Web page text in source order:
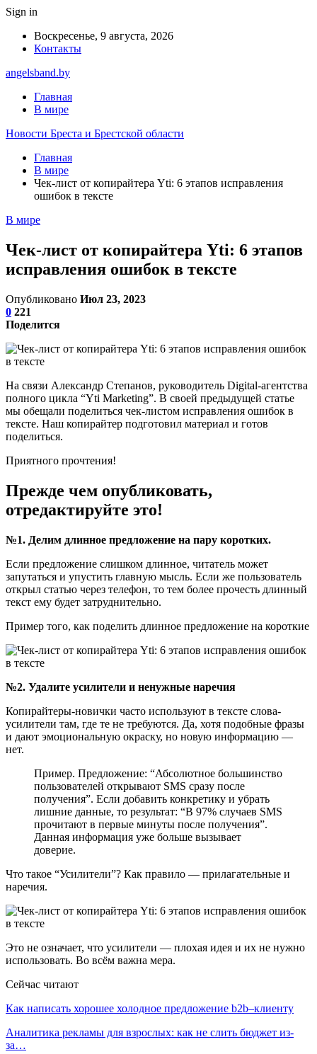
Sign in
Воскресенье, 9 августа, 2026
Контакты
angelsband.by
Главная
В мире
Новости Бреста и Брестской области
Главная
В мире
Чек-лист от копирайтера Yti: 6 этапов исправления
ошибок в тексте
В мире
Чек-лист от копирайтера Yti: 6 этапов
исправления ошибок в тексте
Опубликовано Июл 23, 2023
0 221
Поделится
На связи Александр Степанов, руководитель Digital-агентства
полного цикла “Yti Marketing”. В своей предыдущей статье
мы обещали поделиться чек-листом исправления ошибок в
тексте. Наш копирайтер подготовил материал и готов
поделиться.
Приятного прочтения!
Прежде чем опубликовать,
отредактируйте это!
№1. Делим длинное предложение на пару коротких.
Если предложение слишком длинное, читатель может
запутаться и упустить главную мысль. Если же пользователь
открыл статью через телефон, то тем более прочесть длинный
текст ему будет затруднительно.
Пример того, как поделить длинное предложение на короткие
№2. Удалите усилители и ненужные наречия
Копирайтеры-новички часто используют в тексте слова-
усилители там, где те не требуются. Да, хотя подобные фразы
и дают эмоциональную окраску, но новую информацию —
нет.
Пример. Предложение: “Абсолютное большинство
пользователей открывают SMS сразу после
получения”. Если добавить конкретику и убрать
лишние данные, то результат: “В 97% случаев SMS
прочитают в первые минуты после получения”.
Данная информация уже больше вызывает
доверие.
Что такое “Усилители”? Как правило — прилагательные и
наречия.
Это не означает, что усилители — плохая идея и их не нужно
использовать. Во всём важна мера.
Сейчас читают
Как написать хорошее холодное предложение b2b–клиенту
Аналитика рекламы для взрослых: как не слить бюджет из-
за…